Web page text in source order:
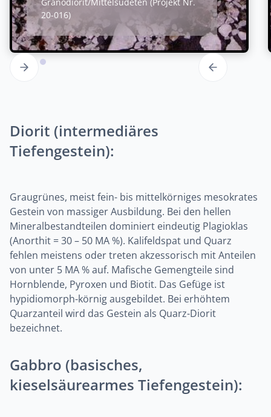
20-016)
Diorit (intermediäres
Tiefengestein):
Graugrünes, meist fein- bis mittelkörniges mesokrates
Gestein von massiger Ausbildung. Bei den hellen
Mineralbestandteilen dominiert eindeutig Plagioklas
(Anorthit = 30 – 50 MA %). Kalifeldspat und Quarz
fehlen meistens oder treten akzessorisch mit Anteilen
von unter 5 MA % auf. Mafische Gemengteile sind
Hornblende, Pyroxen und Biotit. Das Gefüge ist
hypidiomorph-körnig ausgebildet. Bei erhöhtem
Quarzanteil wird das Gestein als Quarz-Diorit
bezeichnet.
Gabbro (basisches,
kieselsäurearmes Tiefengestein):